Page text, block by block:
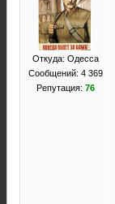
Откуда: Одесса
Сообщений: 4 369
Репутация: 76